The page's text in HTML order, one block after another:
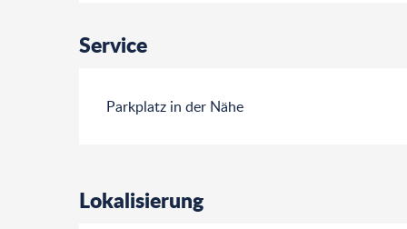
Service
Parkplatz in der Nähe
Lokalisierung